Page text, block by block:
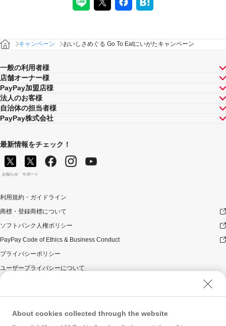
キャンペーン おいしさめぐる Go To Eatにいがたキャンペーン
一般の利用者様
店舗オーナー様
PayPay加盟店様
法人のお客様
自治体の担当者様
PayPay株式会社
最新情報をチェック！
お知らせ サポート
利用規約・ガイドライン
商標・登録商標について
ソフトバンク人権ポリシー
PayPay Code of Ethics & Business Conduct
プライバシーポリシー
ユーザープライバシーについて
ウェブサイト利用規約
反社会的勢力に対する方針
勧誘方針
About cookies collected through the website